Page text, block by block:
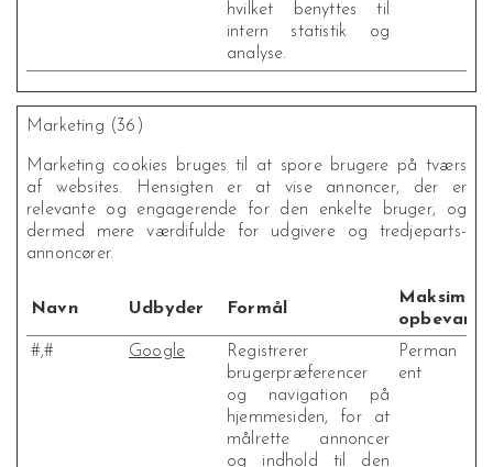
hvilket benyttes til
intern statistik og
analyse.
Marketing (36)
Marketing cookies bruges til at spore brugere på tværs
af websites. Hensigten er at vise annoncer, der er
relevante og engagerende for den enkelte bruger, og
dermed mere værdifulde for udgivere og tredjeparts-
annoncører.
Navn Udbyder Formål
Maksimal
#,#
Google
Registrerer
brugerpræferencer
og navigation på
hjemmesiden, for at
målrette annoncer
og indhold til den
Perman
ent